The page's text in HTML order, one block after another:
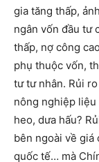
gia tăng thấp,
ngân vốn đầu tư
thấp, nợ công
phụ thuộc vốn,
tư tư nhân. Rủi
nông nghiệp
heo, dưa hấu?
bên ngoài về giá
quốc tế… mà